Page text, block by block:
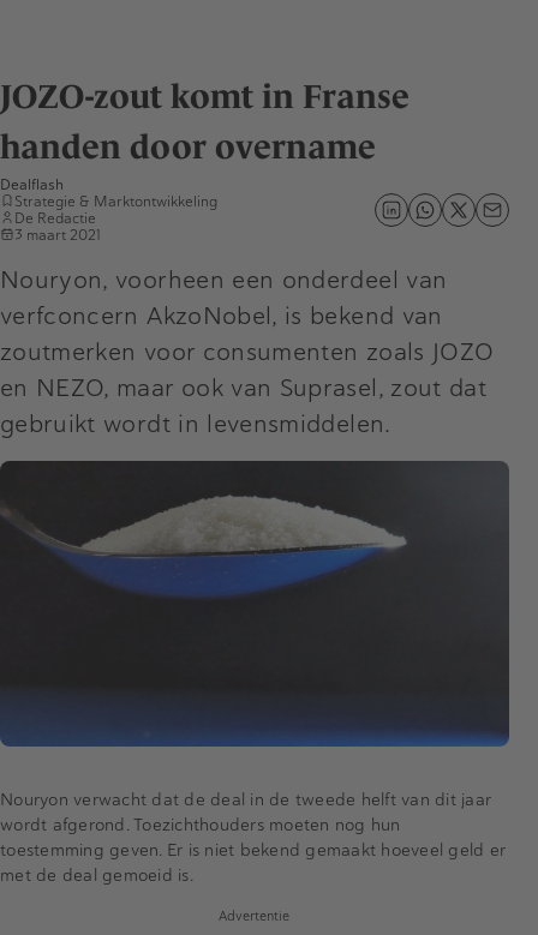
JOZO-zout komt in Franse
handen door overname
Dealflash
Strategie & Marktontwikkeling
De Redactie
3 maart 2021
Nouryon, voorheen een onderdeel van
verfconcern AkzoNobel, is bekend van
zoutmerken voor consumenten zoals JOZO
en NEZO, maar ook van Suprasel, zout dat
gebruikt wordt in levensmiddelen.
Nouryon verwacht dat de deal in de tweede helft van dit jaar
wordt afgerond. Toezichthouders moeten nog hun
toestemming geven. Er is niet bekend gemaakt hoeveel geld er
met de deal gemoeid is.
Advertentie